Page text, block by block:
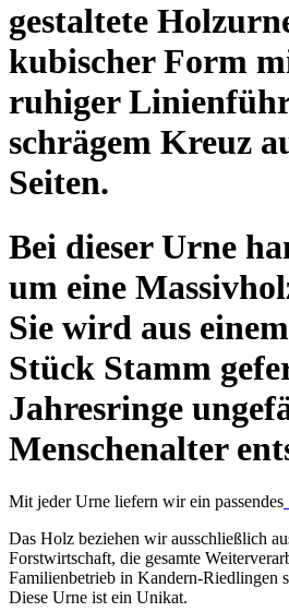
gestaltete
kubischer Form
ruhiger
schrägem Kreuz
Seiten.
Bei dieser Urne
um eine
Sie wird aus
Stück Stamm
Jahresringe
Menschenalter
Mit jeder Urne liefern wir ein passendes
Das Holz beziehen wir ausschließlich
Forstwirtschaft, die gesamte
Familienbetrieb in Kandern-Riedlingen
Diese Urne ist ein Unikat.